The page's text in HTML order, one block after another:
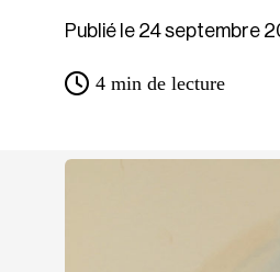
Publié le 24 septembre
4 min de lecture